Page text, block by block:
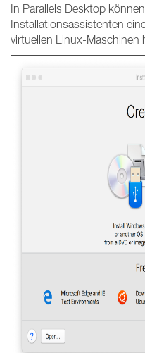
In Parallels Desktop
Installationsassistenten
virtuellen Linux-Maschinen